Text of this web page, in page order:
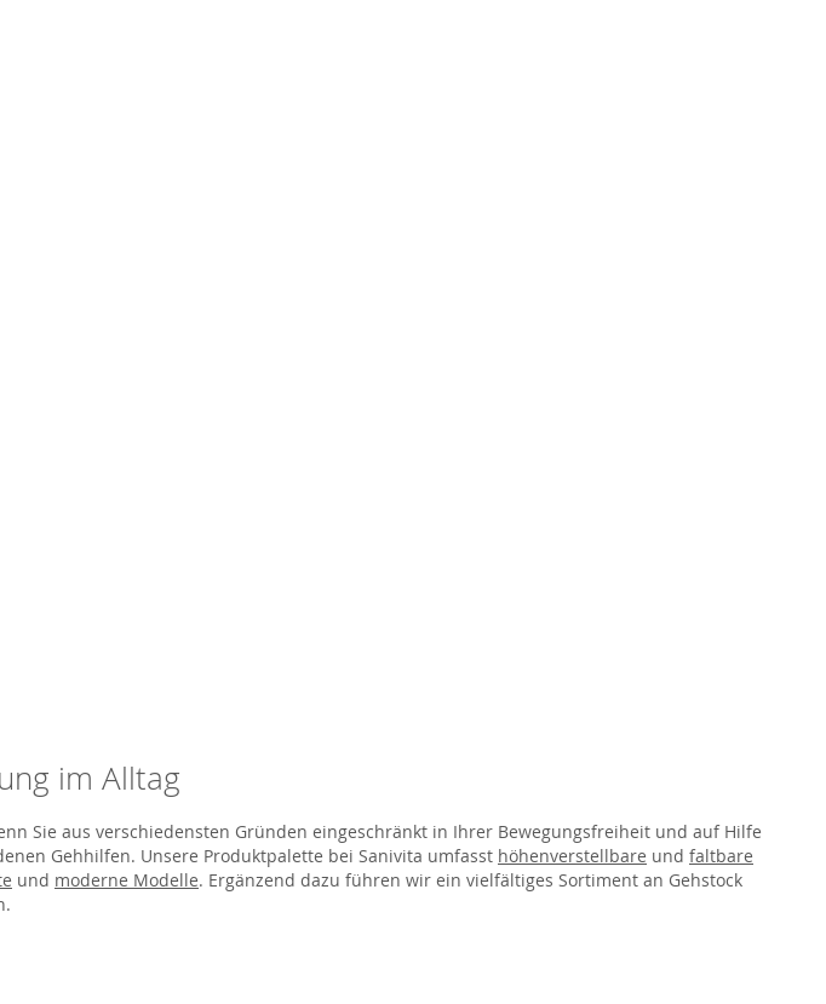
im Alltag
Sie aus verschiedensten Gründen eingeschränkt in Ihrer Bewegungsfreiheit und auf Hilfe
Gehhilfen. Unsere Produktpalette bei Sanivita umfasst höhenverstellbare und faltbare
und moderne Modelle. Ergänzend dazu führen wir ein vielfältiges Sortiment an Gehstock